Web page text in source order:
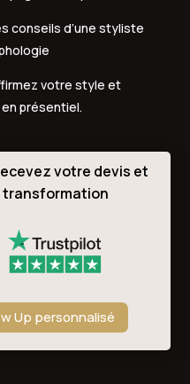
conseils d’une styliste
votre style et
présentiel.
votre devis et
transformation
Up personnalisé